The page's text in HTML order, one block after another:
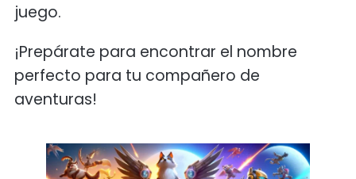
juego.
¡Prepárate para encontrar el nombre
perfecto para tu compañero de
aventuras!